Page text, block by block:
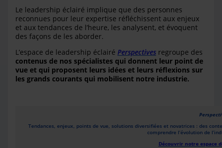
Le leadership éclairé implique que des personnes
reconnues pour leur expertise réfléchissent aux enjeux
et aux tendances de l’heure, les analysent, et évoquent
des façons de les aborder.
L’espace de leadership éclairé Perspectives regroupe des
contenus de nos spécialistes qui donnent leur point de
vue et qui proposent leurs idées et leurs réflexions sur
les grands courants qui mobilisent notre industrie.
Tendances, enjeux, points de vue, solutions diversifiées et novatrices : des
comprendre l’évolution de
Découvrir notre espace